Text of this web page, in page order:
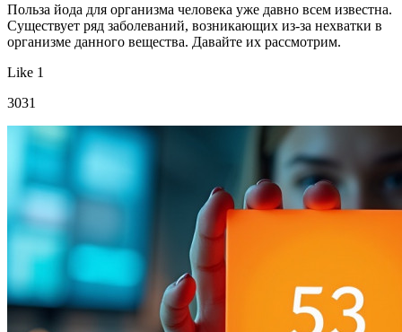
Польза йода для организма человека уже давно всем известна.
Существует ряд заболеваний, возникающих из-за нехватки в
организме данного вещества. Давайте их рассмотрим.
Like 1
3031